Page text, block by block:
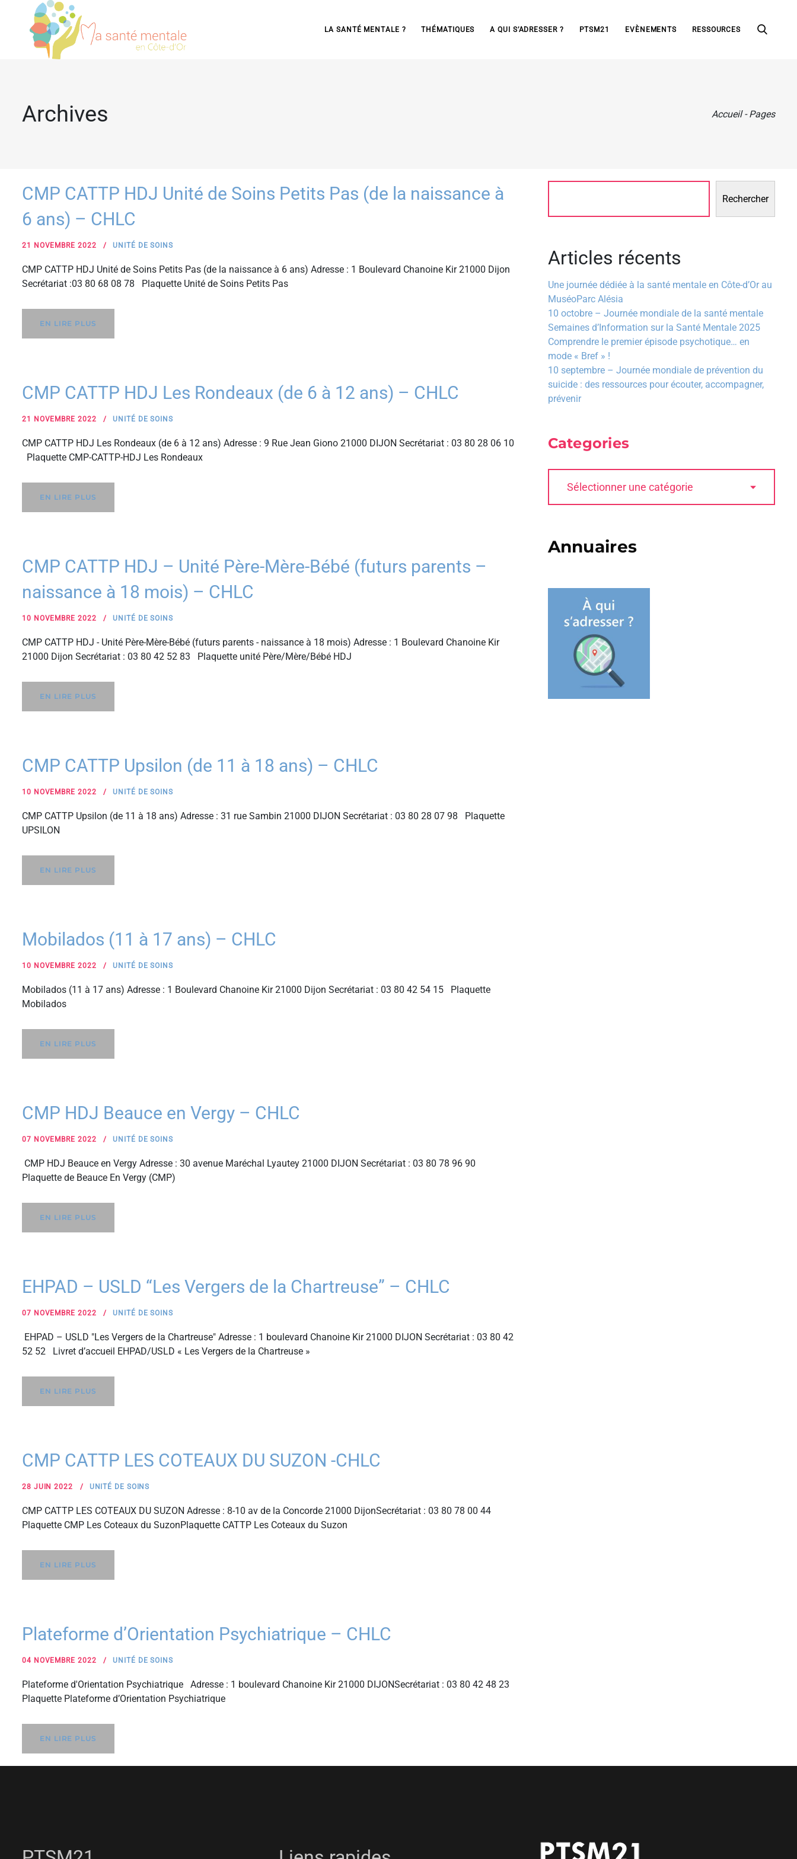
LA SANTÉ MENTALE ? THÉMATIQUES A QUI S’ADRESSER ? PTSM21 EVÈNEMENTS RESSOURCES
Archives Accueil - Pages
CMP CATTP HDJ Unité de Soins Petits Pas (de la naissance à
6 ans) – CHLC
21 NOVEMBRE 2022 UNITÉ DE SOINS
CMP CATTP HDJ Unité de Soins Petits Pas (de la naissance à 6 ans) Adresse : 1 Boulevard Chanoine Kir 21000 Dijon
Secrétariat :03 80 68 08 78 Plaquette Unité de Soins Petits Pas
EN LIRE PLUS
CMP CATTP HDJ Les Rondeaux (de 6 à 12 ans) – CHLC
21 NOVEMBRE 2022 UNITÉ DE SOINS
CMP CATTP HDJ Les Rondeaux (de 6 à 12 ans) Adresse : 9 Rue Jean Giono 21000 DIJON Secrétariat : 03 80 28 06 10
Plaquette CMP-CATTP-HDJ Les Rondeaux
EN LIRE PLUS
CMP CATTP HDJ – Unité Père-Mère-Bébé (futurs parents –
naissance à 18 mois) – CHLC
10 NOVEMBRE 2022 UNITÉ DE SOINS
CMP CATTP HDJ - Unité Père-Mère-Bébé (futurs parents - naissance à 18 mois) Adresse : 1 Boulevard Chanoine Kir
21000 Dijon Secrétariat : 03 80 42 52 83 Plaquette unité Père/Mère/Bébé HDJ
EN LIRE PLUS
CMP CATTP Upsilon (de 11 à 18 ans) – CHLC
10 NOVEMBRE 2022 UNITÉ DE SOINS
CMP CATTP Upsilon (de 11 à 18 ans) Adresse : 31 rue Sambin 21000 DIJON Secrétariat : 03 80 28 07 98 Plaquette
UPSILON
EN LIRE PLUS
Mobilados (11 à 17 ans) – CHLC
10 NOVEMBRE 2022 UNITÉ DE SOINS
Mobilados (11 à 17 ans) Adresse : 1 Boulevard Chanoine Kir 21000 Dijon Secrétariat : 03 80 42 54 15 Plaquette
Mobilados
EN LIRE PLUS
CMP HDJ Beauce en Vergy – CHLC
07 NOVEMBRE 2022 UNITÉ DE SOINS
CMP HDJ Beauce en Vergy Adresse : 30 avenue Maréchal Lyautey 21000 DIJON Secrétariat : 03 80 78 96 90
Plaquette de Beauce En Vergy (CMP)
EN LIRE PLUS
EHPAD – USLD “Les Vergers de la Chartreuse” – CHLC
07 NOVEMBRE 2022 UNITÉ DE SOINS
EHPAD – USLD "Les Vergers de la Chartreuse" Adresse : 1 boulevard Chanoine Kir 21000 DIJON Secrétariat : 03 80 42
52 52 Livret d’accueil EHPAD/USLD « Les Vergers de la Chartreuse »
EN LIRE PLUS
CMP CATTP LES COTEAUX DU SUZON -CHLC
28 JUIN 2022 UNITÉ DE SOINS
CMP CATTP LES COTEAUX DU SUZON Adresse : 8-10 av de la Concorde 21000 DijonSecrétariat : 03 80 78 00 44
Plaquette CMP Les Coteaux du SuzonPlaquette CATTP Les Coteaux du Suzon
EN LIRE PLUS
Plateforme d’Orientation Psychiatrique – CHLC
04 NOVEMBRE 2022 UNITÉ DE SOINS
Plateforme d'Orientation Psychiatrique Adresse : 1 boulevard Chanoine Kir 21000 DIJONSecrétariat : 03 80 42 48 23
Plaquette Plateforme d’Orientation Psychiatrique
EN LIRE PLUS
Rechercher
Articles récents
Une journée dédiée à la santé mentale en Côte-d’Or au
MuséoParc Alésia
10 octobre – Journée mondiale de la santé mentale
Semaines d’Information sur la Santé Mentale 2025
Comprendre le premier épisode psychotique… en
mode « Bref » !
10 septembre – Journée mondiale de prévention du
suicide : des ressources pour écouter, accompagner,
prévenir
Categories
Annuaires